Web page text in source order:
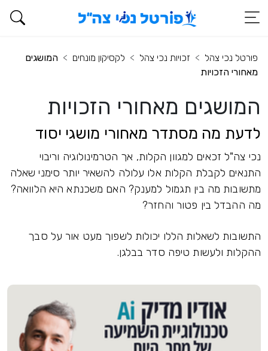
פורטל נכי צהל זכויות נכי צהל לקסיקון מונחים
המושגים
מאחורי הזכויות
המושגים מאחורי הזכויות
לדעת מה מסתדר מאחורי מושגי יסוד
נכי צה"ל זכאים למגוון הקלות, אך הטרמינולוגיה וריבוי
התנאים לקבלת הקלות אלו עלולה להשאיר יותר סימני שאלה
מתשובות מה בין תגמול למענק? האם משכנתא היא הלוואה?
מה ההבדל בין פטור והחזר?
התשובות לשאלות הללו יכולות לשפוך מעט אור על סבך
ההקלות ולעשות טיפה סדר בבלגן.